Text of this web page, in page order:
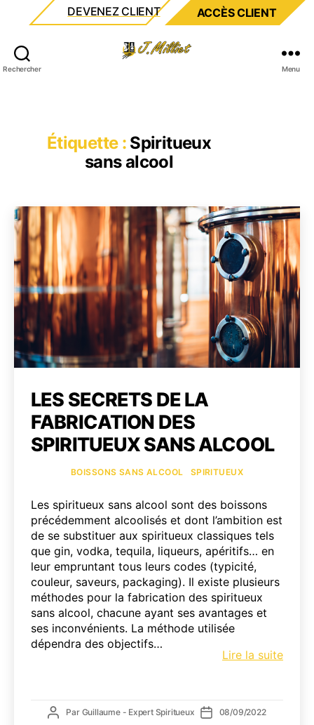
DEVENEZ CLIENT ACCÈS CLIENT
Rechercher Menu
Étiquette : Spiritueux
sans alcool
LES SECRETS DE LA
FABRICATION DES
SPIRITUEUX SANS ALCOOL
CatégoriesBOISSONS SANS ALCOOL SPIRITUEUX
Les spiritueux sans alcool sont des boissons
précédemment alcoolisés et dont l’ambition est
de se substituer aux spiritueux classiques tels
que gin, vodka, tequila, liqueurs, apéritifs… en
leur empruntant tous leurs codes (typicité,
couleur, saveurs, packaging). Il existe plusieurs
méthodes pour la fabrication des spiritueux
sans alcool, chacune ayant ses avantages et
ses inconvénients. La méthode utilisée
dépendra des objectifs…
Lire la suiteLes
la
AuteurPar Guillaume - Expert Spiritueux Date
08/09/2022